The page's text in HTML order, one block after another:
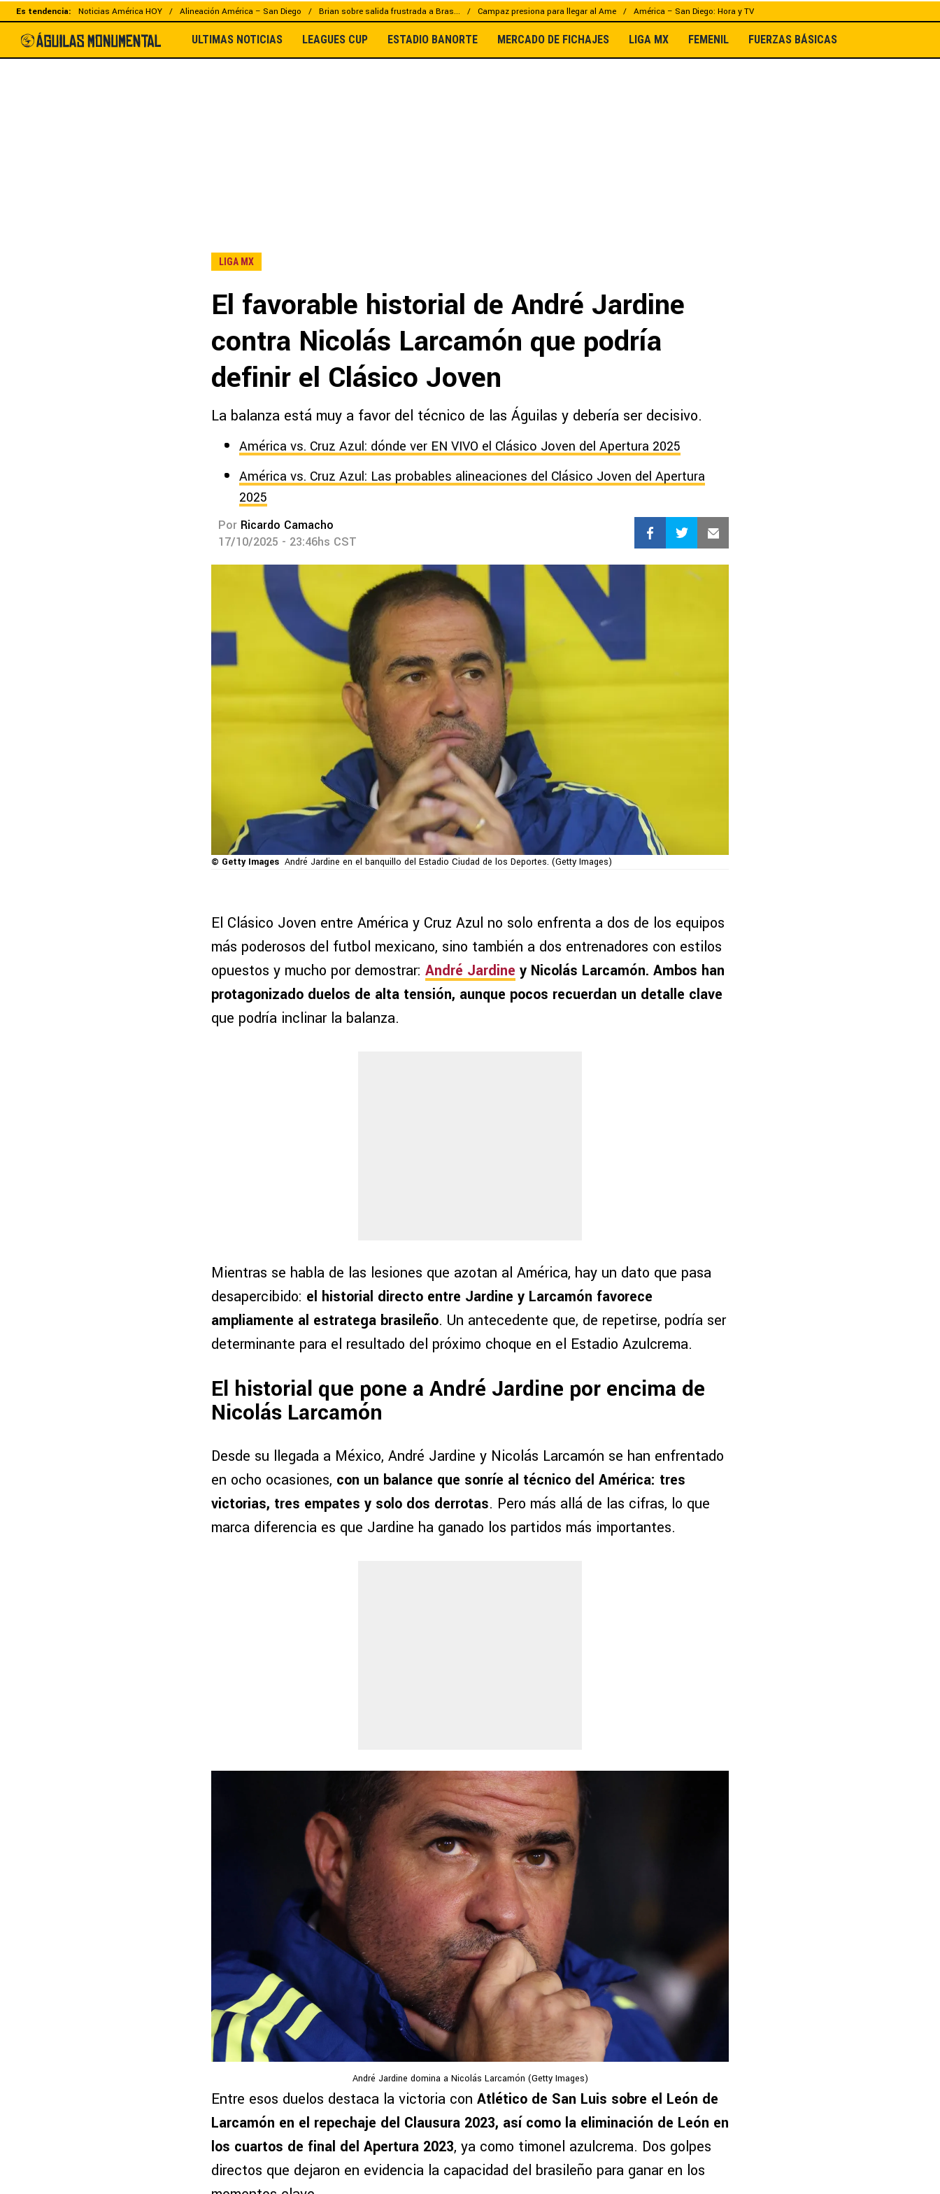
Es tendencia: Noticias América HOY Alineación América – San Diego Brian sobre salida frustrada a Bras... Campaz presiona para llegar al Ame América – San Diego: Hora y TV
ULTIMAS NOTICIAS LEAGUES CUP ESTADIO BANORTE MERCADO DE FICHAJES LIGA MX FEMENIL FUERZAS BÁSICAS
LIGA MX
El favorable historial de André Jardine
contra Nicolás Larcamón que podría
definir el Clásico Joven
La balanza está muy a favor del técnico de las Águilas y debería ser decisivo.
América vs. Cruz Azul: dónde ver EN VIVO el Clásico Joven del Apertura 2025
América vs. Cruz Azul: Las probables alineaciones del Clásico Joven del Apertura
2025
Por Ricardo Camacho
17/10/2025 - 23:46hs CST
© Getty Images André Jardine en el banquillo del Estadio Ciudad de los Deportes. (Getty Images)
El Clásico Joven entre América y Cruz Azul no solo enfrenta a dos de los equipos
más poderosos del futbol mexicano, sino también a dos entrenadores con estilos
opuestos y mucho por demostrar: André Jardine y Nicolás Larcamón. Ambos han
protagonizado duelos de alta tensión, aunque pocos recuerdan un detalle clave
que podría inclinar la balanza.
Mientras se habla de las lesiones que azotan al América, hay un dato que pasa
desapercibido: el historial directo entre Jardine y Larcamón favorece
ampliamente al estratega brasileño. Un antecedente que, de repetirse, podría ser
determinante para el resultado del próximo choque en el Estadio Azulcrema.
El historial que pone a André Jardine por encima de
Nicolás Larcamón
Desde su llegada a México, André Jardine y Nicolás Larcamón se han enfrentado
en ocho ocasiones, con un balance que sonríe al técnico del América: tres
victorias, tres empates y solo dos derrotas. Pero más allá de las cifras, lo que
marca diferencia es que Jardine ha ganado los partidos más importantes.
André Jardine domina a Nicolás Larcamón (Getty Images)
Entre esos duelos destaca la victoria con Atlético de San Luis sobre el León de
Larcamón en el repechaje del Clausura 2023, así como la eliminación de León en
los cuartos de final del Apertura 2023, ya como timonel azulcrema. Dos golpes
directos que dejaron en evidencia la capacidad del brasileño para ganar en los